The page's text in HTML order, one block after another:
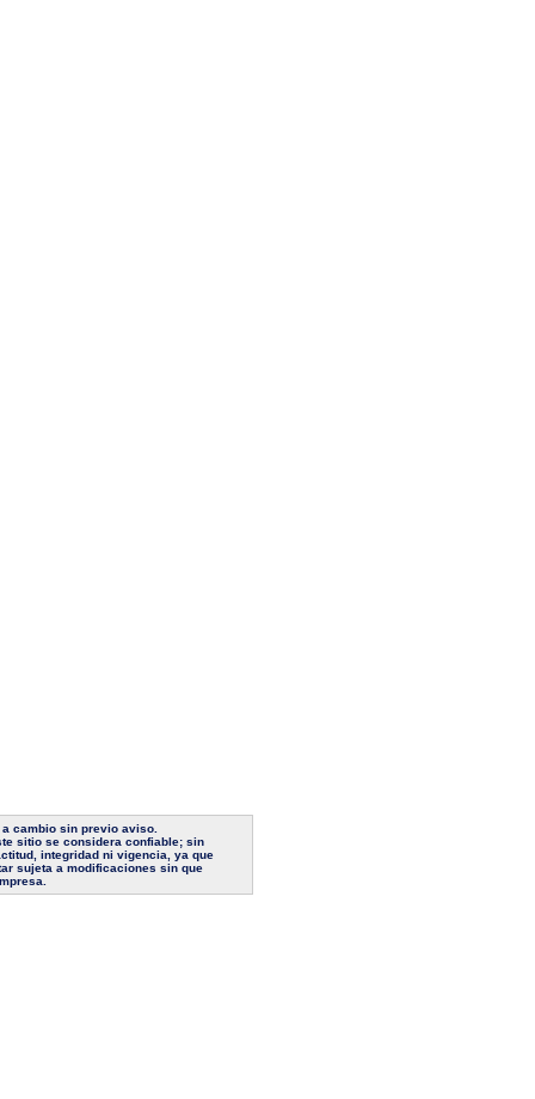
cambio sin previo aviso.
sitio se considera confiable; sin
integridad ni vigencia, ya que
sujeta a modificaciones sin que